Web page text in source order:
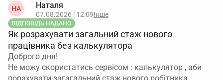
НА Наталя
07.08.2026 | 12:09Інше
ВІДПОВІДЬ НАДАНО
Як розрахувати загальний стаж нового
працівника без калькулятора
Доброго дня!
Не можу скористатись сервісом : калькулятор , аби